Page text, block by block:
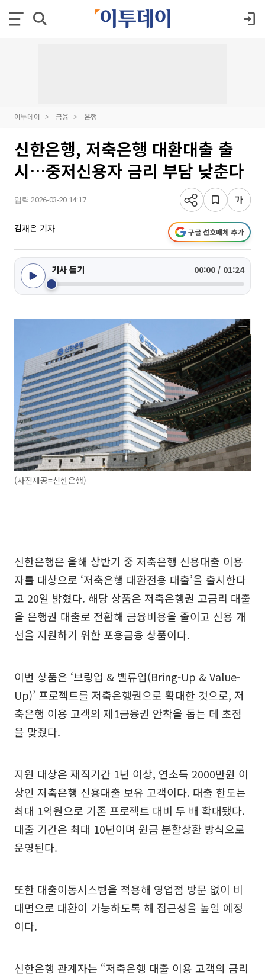
이투데이 금융 은행
신한은행, 저축은행 대환대출 출
시…중저신용자 금리 부담 낮춘다
입력 2026-03-20 14:17
김재은 기자 구글 선호매체 추가
기사 듣기 00:00 / 01:24
(사진제공=신한은행)
신한은행은 올해 상반기 중 저축은행 신용대출 이용
자를 대상으로 ‘저축은행 대환전용 대출’을 출시한다
고 20일 밝혔다. 해당 상품은 저축은행권 고금리 대출
을 은행권 대출로 전환해 금융비용을 줄이고 신용 개
선을 지원하기 위한 포용금융 상품이다.
이번 상품은 ‘브링업 & 밸류업(Bring-Up & Value-
Up)’ 프로젝트를 저축은행권으로 확대한 것으로, 저
축은행 이용 고객의 제1금융권 안착을 돕는 데 초점
을 맞췄다.
지원 대상은 재직기간 1년 이상, 연소득 2000만원 이
상인 저축은행 신용대출 보유 고객이다. 대출 한도는
최대 1억원으로 기존 프로젝트 대비 두 배 확대됐다.
대출 기간은 최대 10년이며 원금 분할상환 방식으로
운영된다.
또한 대출이동시스템을 적용해 영업점 방문 없이 비
대면으로 대환이 가능하도록 해 접근성을 높일 예정
이다.
신한은행 관계자는 “저축은행 대출 이용 고객의 금리